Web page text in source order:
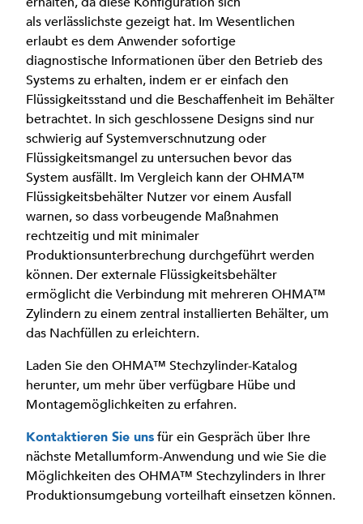
als verlässlichste gezeigt hat. Im Wesentlichen
erlaubt es dem Anwender sofortige
diagnostische Informationen über den Betrieb des
Systems zu erhalten, indem er er einfach den
Flüssigkeitsstand und die Beschaffenheit im Behälter
betrachtet. In sich geschlossene Designs sind nur
schwierig auf Systemverschnutzung oder
Flüssigkeitsmangel zu untersuchen bevor das
System ausfällt. Im Vergleich kann der OHMA™
Flüssigkeitsbehälter Nutzer vor einem Ausfall
warnen, so dass vorbeugende Maßnahmen
rechtzeitig und mit minimaler
Produktionsunterbrechung durchgeführt werden
können. Der externale Flüssigkeitsbehälter
ermöglicht die Verbindung mit mehreren OHMA™
Zylindern zu einem zentral installierten Behälter, um
das Nachfüllen zu erleichtern.
Laden Sie den OHMA™ Stechzylinder-Katalog
herunter, um mehr über verfügbare Hübe und
Montagemöglichkeiten zu erfahren.
Kontaktieren Sie unsfür ein Gespräch über Ihre
nächste Metallumform-Anwendung und wie Sie die
Möglichkeiten des OHMA™ Stechzylinders in Ihrer
Produktionsumgebung vorteilhaft einsetzen können.